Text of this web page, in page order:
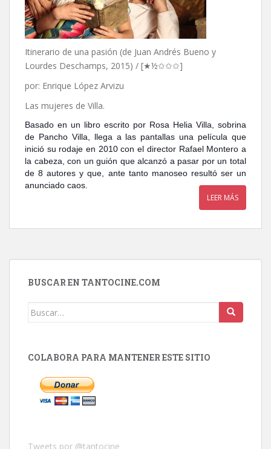
Itinerario de una pasión (de Juan Andrés Bueno y
Lourdes Deschamps, 2015) / [★½✩✩✩]
por: Enrique López Arvizu
Las mujeres de Villa.
Basado en un libro escrito por Rosa Helia Villa, sobrina
de Pancho Villa, llega a las pantallas una película que
inició su rodaje en 2010 con el director Rafael Montero a
la cabeza, con un guión que alcanzó a pasar por un total
de 8 autores y que, ante tanto manoseo resultó ser un
anunciado caos.
LEER MÁS
BUSCAR EN TANTOCINE.COM
Buscar:
COLABORA PARA MANTENER ESTE SITIO
Tweets por @tantocine